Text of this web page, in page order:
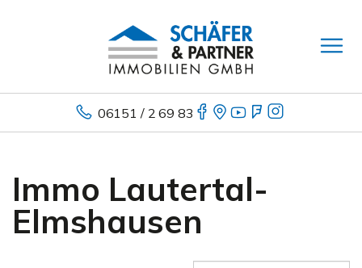
06151 / 2 69 83
Immo Lautertal-
Elmshausen